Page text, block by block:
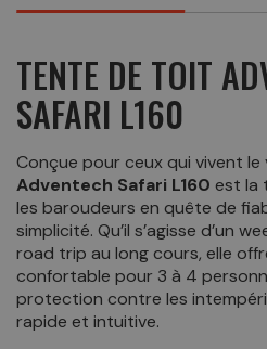
TENTE DE TOIT
SAFARI L160
Conçue pour ceux qui vivent
Adventech Safari L160 est la
les baroudeurs en quête de
simplicité. Qu’il s’agisse d’un
road trip au long cours, elle
confortable pour 3 à 4
protection contre les
rapide et intuitive.